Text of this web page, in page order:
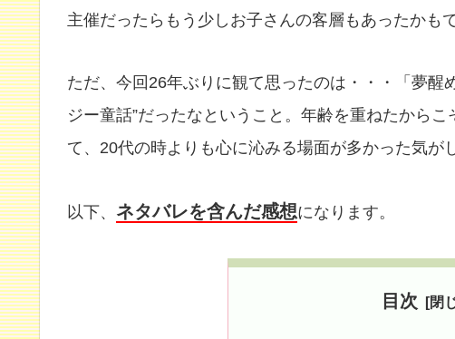
主催だったらもう少しお子さんの客層もあったかも
ただ、今回26年ぶりに観て思ったのは・・・「夢醒
ジー童話”だったなということ。年齢を重ねたから
て、20代の時よりも心に沁みる場面が多かった気が
以下、 ネタバレを含んだ感想になります。
目次